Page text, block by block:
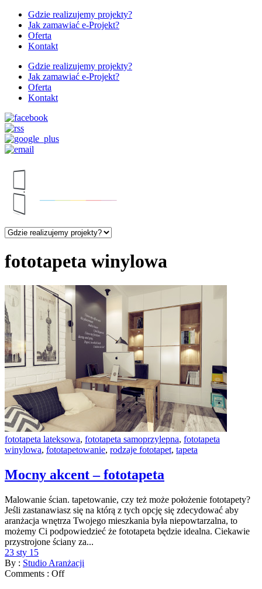
Gdzie realizujemy projekty?
Jak zamawiać e-Projekt?
Oferta
Kontakt
Gdzie realizujemy projekty?
Jak zamawiać e-Projekt?
Oferta
Kontakt
fototapeta winylowa
fototapeta lateksowa, fototapeta samoprzylepna, fototapeta
winylowa, fototapetowanie, rodzaje fototapet, tapeta
Mocny akcent – fototapeta
Malowanie ścian. tapetowanie, czy też może położenie fototapety?
Jeśli zastanawiasz się na którą z tych opcję się zdecydować aby
aranżacja wnętrza Twojego mieszkania była niepowtarzalna, to
możemy Ci podpowiedzieć że fototapeta będzie idealna. Ciekawie
przystrojone ściany za...
23 sty 15
By : Studio Aranżacji
Comments : Off